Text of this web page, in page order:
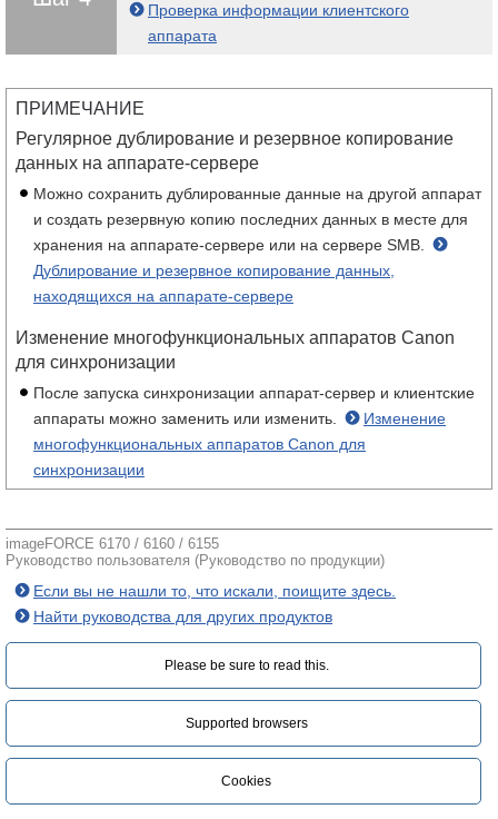
Проверка информации клиентского
аппарата
ПРИМЕЧАНИЕ
Регулярное дублирование и резервное копирование
данных на аппарате-сервере
Можно сохранить дублированные данные на другой аппарат
и создать резервную копию последних данных в месте для
хранения на аппарате-сервере или на сервере SMB.
Дублирование и резервное копирование данных,
находящихся на аппарате-сервере
Изменение многофункциональных аппаратов Canon
для синхронизации
После запуска синхронизации аппарат-сервер и клиентские
аппараты можно заменить или изменить.
Изменение
многофункциональных аппаратов Canon для
синхронизации
imageFORCE 6170 / 6160 / 6155
Руководство пользователя (Руководство по продукции)
Если вы не нашли то, что искали, поищите здесь.
Найти руководства для других продуктов
Please be sure to read this.‎
Supported browsers
Cookies